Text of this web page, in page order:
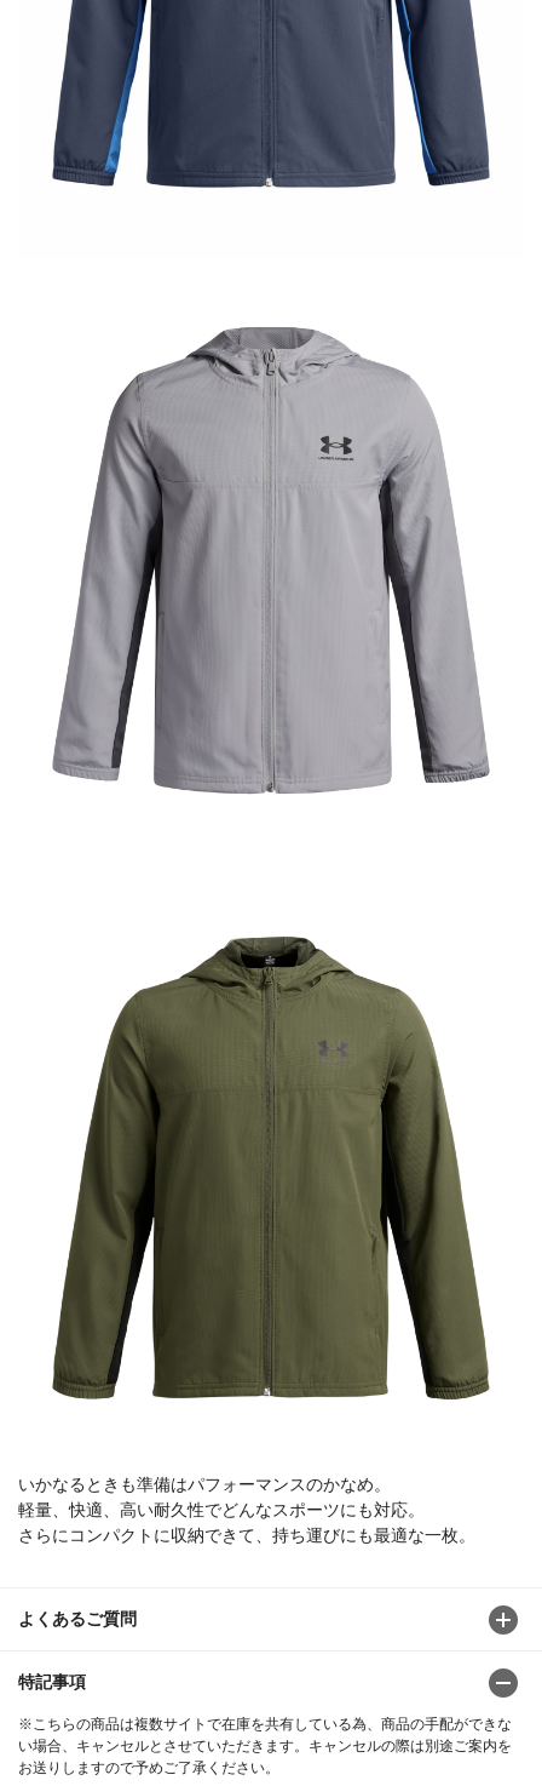
いかなるときも準備はパフォーマンスのかなめ。
軽量、快適、高い耐久性でどんなスポーツにも対応。
さらにコンパクトに収納できて、持ち運びにも最適な一枚。
よくあるご質問
特記事項
※こちらの商品は複数サイトで在庫を共有している為、商品の手配ができな
い場合、キャンセルとさせていただきます。キャンセルの際は別途ご案内を
お送りしますので予めご了承ください。